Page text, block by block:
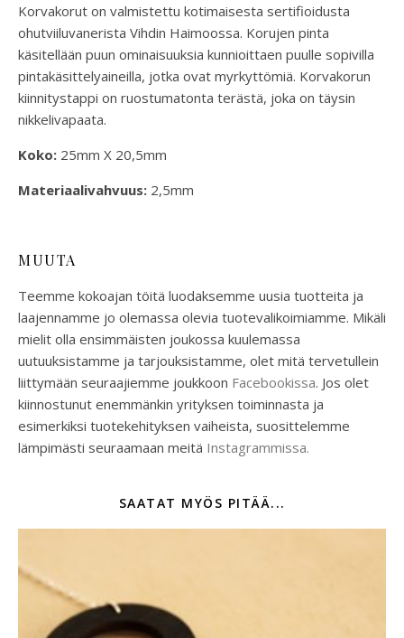
Korvakorut on valmistettu kotimaisesta sertifioidusta
ohutviiluvanerista Vihdin Haimoossa. Korujen pinta
käsitellään puun ominaisuuksia kunnioittaen puulle sopivilla
pintakäsittelyaineilla, jotka ovat myrkyttömiä. Korvakorun
kiinnitystappi on ruostumatonta terästä, joka on täysin
nikkelivapaata.
Koko: 25mm X 20,5mm
Materiaalivahvuus: 2,5mm
MUUTA
Teemme kokoajan töitä luodaksemme uusia tuotteita ja
laajennamme jo olemassa olevia tuotevalikoimiamme. Mikäli
mielit olla ensimmäisten joukossa kuulemassa
uutuuksistamme ja tarjouksistamme, olet mitä tervetullein
liittymään seuraajiemme joukkoon Facebookissa. Jos olet
kiinnostunut enemmänkin yrityksen toiminnasta ja
esimerkiksi tuotekehityksen vaiheista, suosittelemme
lämpimästi seuraamaan meitä Instagrammissa.
SAATAT MYÖS PITÄÄ...